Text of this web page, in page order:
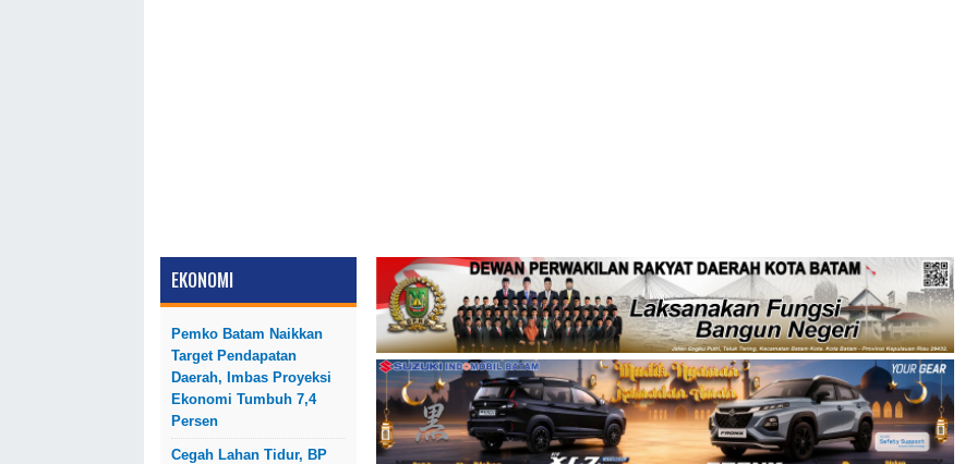
EKONOMI
Pemko Batam Naikkan
Target Pendapatan
Daerah, Imbas Proyeksi
Ekonomi Tumbuh 7,4
Persen
Cegah Lahan Tidur, BP